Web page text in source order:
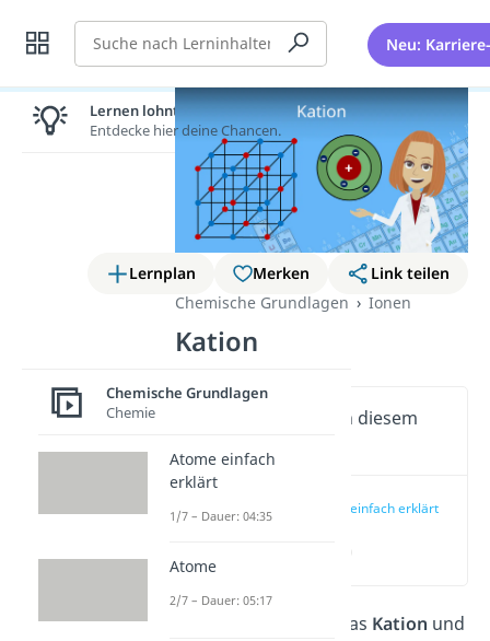
Suche Neu:
Lernplan Merken
Link teilen
Chemische Grundlagen
Ionen
Kation
Wichtige Inhalte in diesem
Kation einfach erklärt
(00:14)
Alles Wichtige über das Kation und
Lernen lohnt sich!
Entdecke hier deine Chancen.
Chemische Grundlagen
Chemie
Atome einfach
erklärt
1/7 – Dauer: 04:35
Atome
2/7 – Dauer: 05:17